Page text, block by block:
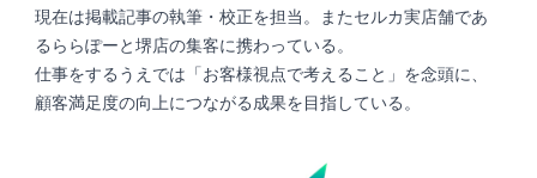
現在は掲載記事の執筆・校正を担当。またセルカ実店舗であ
るららぽーと堺店の集客に携わっている。
仕事をするうえでは「お客様視点で考えること」を念頭に、
顧客満足度の向上につながる成果を目指している。